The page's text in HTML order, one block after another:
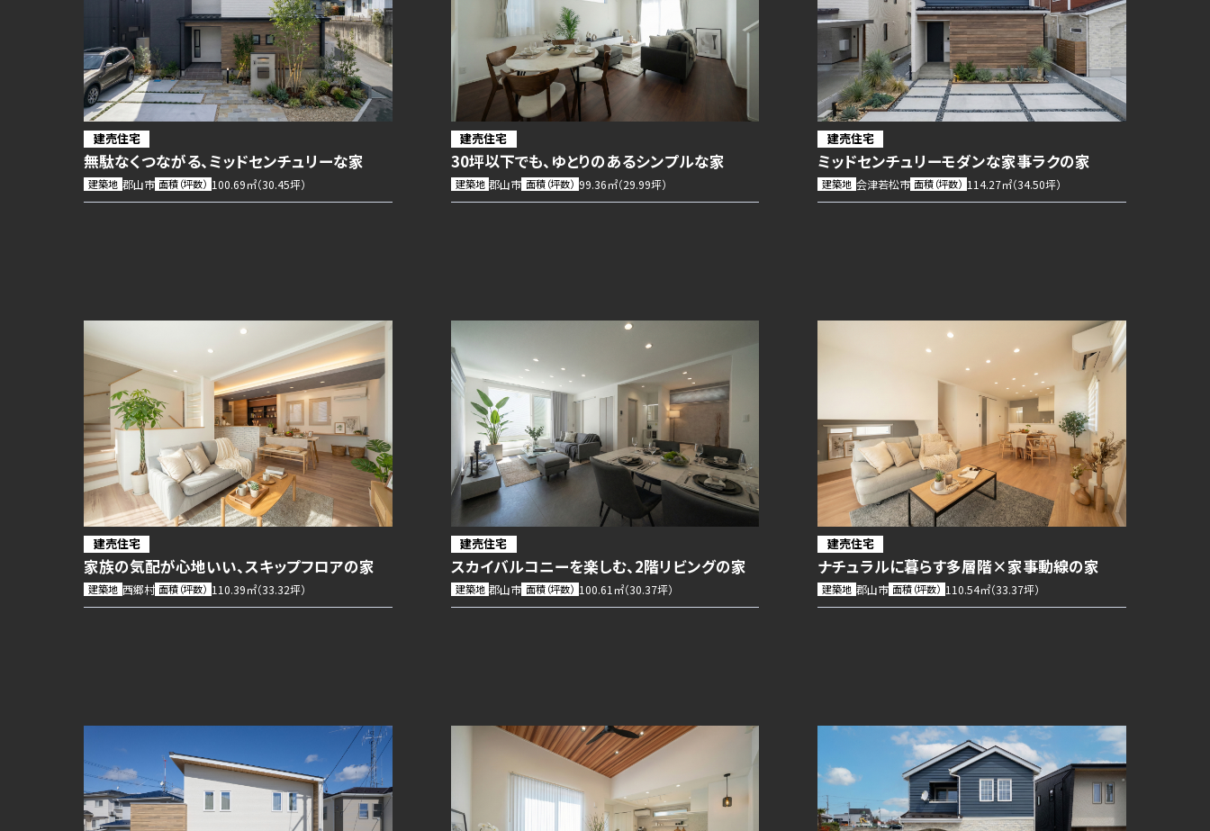
建売住宅
無駄なくつながる、ミッドセンチュリーな家
建築地 郡山市 面積（坪数） 100.69㎡（30.45坪）
建売住宅
30坪以下でも、ゆとりのあるシンプルな家
建築地 郡山市 面積（坪数） 99.36㎡（29.99坪）
建売住宅
ミッドセンチュリーモダンな家事ラクの家
建築地 会津若松市 面積（坪数） 114.27㎡（34.50坪）
建売住宅
家族の気配が心地いい、スキップフロアの家
建築地 西郷村 面積（坪数） 110.39㎡（33.32坪）
建売住宅
スカイバルコニーを楽しむ、2階リビングの家
建築地 郡山市 面積（坪数） 100.61㎡（30.37坪）
建売住宅
ナチュラルに暮らす多層階×家事動線の家
建築地 郡山市 面積（坪数） 110.54㎡（33.37坪）